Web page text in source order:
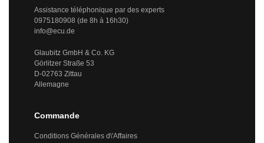
Assistance téléphonique par des experts
0975180908 (de 8h à 16h30)
info@ecu.de
Glaubitz GmbH & Co. KG
Görlitzer Straße 53
D-02763 Zittau
Allemagne
Commande
Conditions Générales d\'Affaires